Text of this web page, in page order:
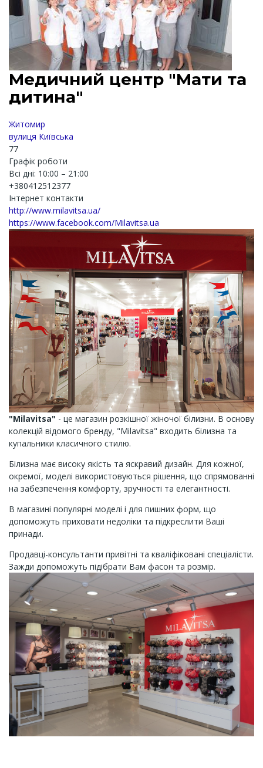
Медичний центр "Мати та
дитина"
Житомир
вулиця Київська
77
Графік роботи
Всі дні: 10:00 – 21:00
+380412512377
Інтернет контакти
http://www.milavitsa.ua/
https://www.facebook.com/Milavitsa.ua
"Milavitsa" - це магазин розкішної жіночої білизни. В основу
колекцій відомого бренду, "Milavitsa" входить білизна та
купальники класичного стилю.
Білизна має високу якість та яскравий дизайн. Для кожної,
окремої, моделі використовуються рішення, що спрямованні
на забезпечення комфорту, зручності та елегантності.
В магазині популярні моделі і для пишних форм, що
допоможуть приховати недоліки та підкреслити Ваші
принади.
Продавці-консультанти привітні та кваліфіковані спеціалісти.
Зажди допоможуть підібрати Вам фасон та розмір.